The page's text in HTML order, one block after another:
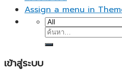
Assign a menu in
ค้นหา:
เข้าสู่ระบบ